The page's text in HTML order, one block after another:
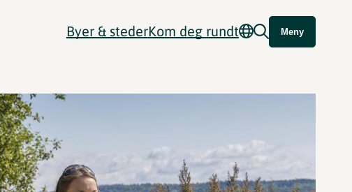
Byer & stederKom deg rundt Meny